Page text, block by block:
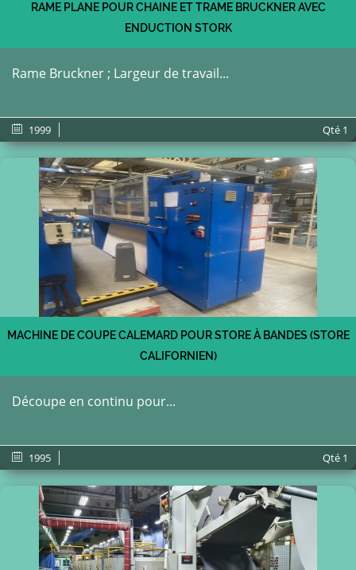
RAME PLANE POUR CHAINE ET TRAME BRUCKNER AVEC
ENDUCTION STORK
Rame Bruckner ; Largeur de travail...
1999 Qté 1
MACHINE DE COUPE CALEMARD POUR STORE À BANDES (STORE
CALIFORNIEN)
Découpe en continu pour...
1995 Qté 1